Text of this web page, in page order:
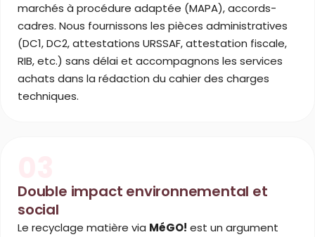
marchés à procédure adaptée (MAPA), accords-
cadres. Nous fournissons les pièces administratives
(DC1, DC2, attestations URSSAF, attestation fiscale,
RIB, etc.) sans délai et accompagnons les services
achats dans la rédaction du cahier des charges
techniques.
Double impact environnemental et
social
Le recyclage matière via MéGO! est un argument